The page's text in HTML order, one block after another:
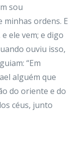
sou
ordens. E
e ele vem; e digo
ouviu isso,
“Em
alguém que
do oriente e do
céus, junto